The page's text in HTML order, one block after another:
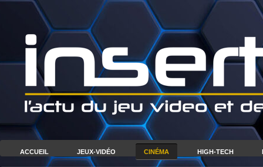
ACCUEIL JEUX-VIDÉO CINÉMA HIGH-TECH